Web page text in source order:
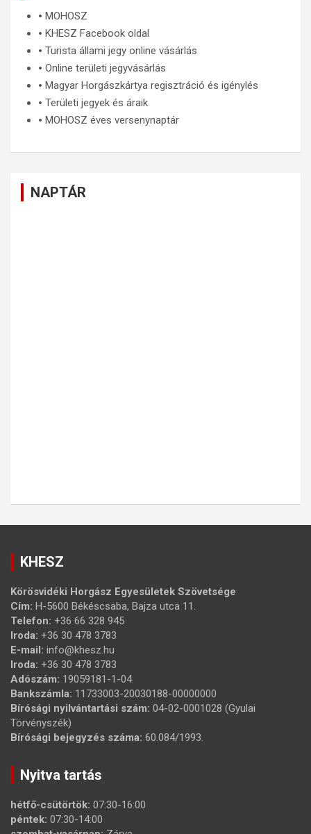
🞄 MOHOSZ
🞄 KHESZ Facebook oldal
🞄 Turista állami jegy online vásárlás
🞄 Online területi jegyvásárlás
🞄 Magyar Horgászkártya regisztráció és igénylés
🞄 Területi jegyek és áraik
🞄 MOHOSZ éves versenynaptár
NAPTÁR
KHESZ
Körösvidéki Horgász Egyesületek Szövetsége
Cím: H-5600 Békéscsaba, Bajza utca 11.
Telefon: +36 66 328 945
Iroda: +36 30 478 3783
E-mail: info@khesz.hu
Iroda: +36 30 478 3783
Adószám: 19059181-1-04
Bankszámla: 11733003-20030188-00000000
Bírósági nyilvántartási szám: 04-02-0001028 (Gyulai
Törvényszék)
Bírósági bejegyzés száma: 60.084/1993.
Nyitva tartás
hétfő-csütörtök: 07:30-16:00
péntek: 07:30-14:00